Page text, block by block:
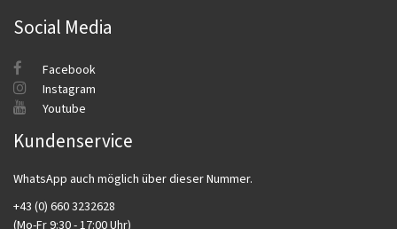
Social Media
Facebook
Instagram
Youtube
Kundenservice
WhatsApp auch möglich über dieser Nummer.
+43 (0) 660 3232628